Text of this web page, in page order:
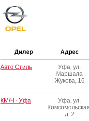
Дилер Адрес
Авто Стиль
Уфа, ул.
Маршала
Жукова, 16
КМ/Ч - Уфа
Уфа, ул.
д. 2